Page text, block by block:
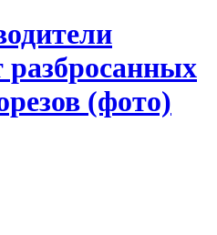
разбросанных
(фото)